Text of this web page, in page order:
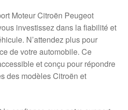
Moteur Citroën Peugeot
investissez dans la fiabilité et
N’attendez plus pour
de votre automobile. Ce
et conçu pour répondre
des modèles Citroën et